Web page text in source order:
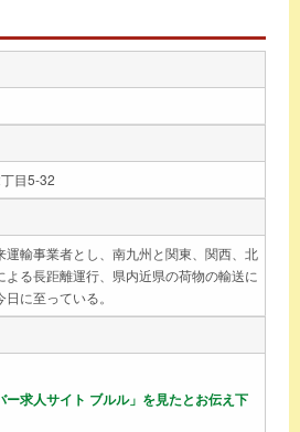
目5-32
輸事業者とし、南九州と関東、関西、北
よる長距離運行、県内近県の荷物の輸送に
に至っている。
ー求人サイト ブルル」を見たとお伝え下